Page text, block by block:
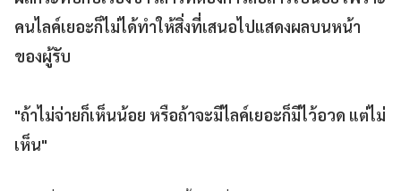
คนไลค์เยอะก็ไม่ได้ทำให้สิ่งที่เสนอไปแสดงผลบนหน้า
ของผู้รับ
"ถ้าไม่จ่ายก็เห็นน้อย หรือถ้าจะมีไลค์เยอะก็มีไว้อวด แต่ไม่
เห็น"